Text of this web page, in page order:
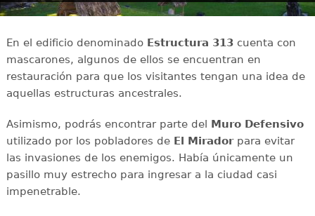
En el edificio denominado Estructura 313cuenta con
mascarones, algunos de ellos se encuentran en
restauración para que los visitantes tengan una idea de
aquellas estructuras ancestrales.
Asimismo, podrás encontrar parte del Muro Defensivo
utilizado por los pobladores de El Miradorpara evitar
las invasiones de los enemigos. Había únicamente un
pasillo muy estrecho para ingresar a la ciudad casi
impenetrable.